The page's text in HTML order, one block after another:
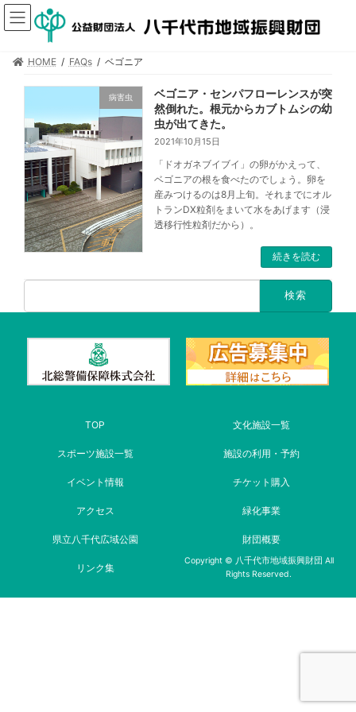
HOME FAQs ベゴニア
病害虫
ベゴニア・センパフローレンスが突
然倒れた。根元からカブトムシの幼
虫が出てきた。
2021年10月15日
「ドオガネブイブイ」の卵がかえって、
ベゴニアの根を食べたのでしょう。卵を
産みつけるのは8月上旬。それまでにオル
トランDX粒剤をまいて水をあげます（浸
透移行性粒剤だから）。
続きを読む
TOP 文化施設一覧
スポーツ施設一覧 施設の利用・予約
イベント情報 チケット購入
アクセス 緑化事業
県立八千代広域公園 財団概要
リンク集
Copyright © 八千代市地域振興財団 All
Rights Reserved.